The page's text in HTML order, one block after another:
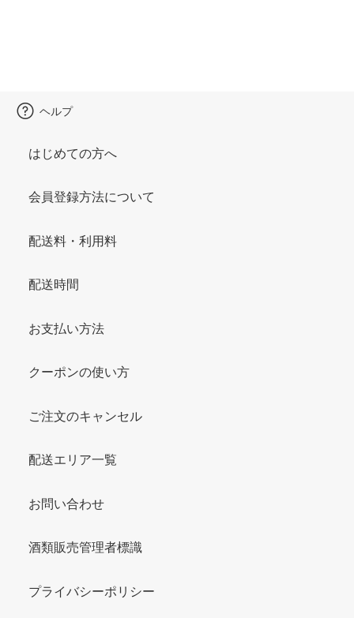
ヘルプ
はじめての方へ
会員登録方法について
配送料・利用料
配送時間
お支払い方法
クーポンの使い方
ご注文のキャンセル
配送エリア一覧
お問い合わせ
酒類販売管理者標識
プライバシーポリシー